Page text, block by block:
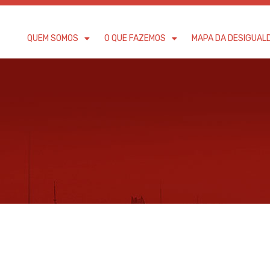
QUEM SOMOS O QUE FAZEMOS MAPA DA